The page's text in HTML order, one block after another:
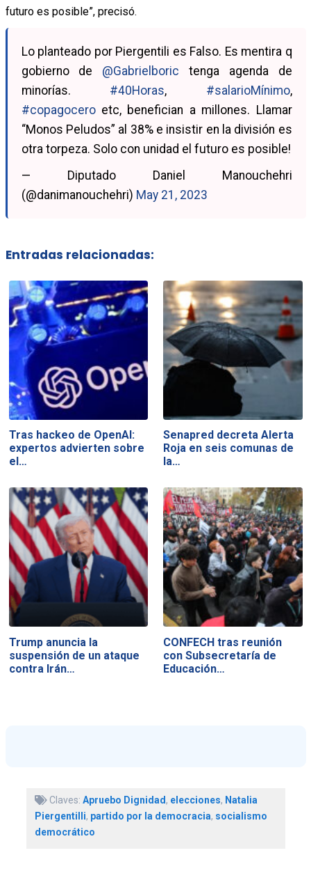
futuro es posible”, precisó.
Lo planteado por Piergentili es Falso. Es mentira q
gobierno de @Gabrielboric tenga agenda de
minorías. #40Horas, #salarioMínimo,
#copagoceroetc, benefician a millones. Llamar
“Monos Peludos” al 38% e insistir en la división es
otra torpeza. Solo con unidad el futuro es posible!
— Diputado Daniel Manouchehri
(@danimanouchehri) May 21, 2023
Entradas relacionadas:
Tras hackeo de OpenAI:
expertos advierten sobre
el…
Senapred decreta Alerta
Roja en seis comunas de
la…
Trump anuncia la
suspensión de un ataque
contra Irán…
CONFECH tras reunión
con Subsecretaría de
Educación…
Claves: Apruebo Dignidad , elecciones, Natalia
Piergentilli, partido por la democracia, socialismo
democrático